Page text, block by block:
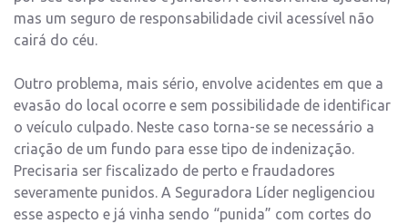
mas um seguro de responsabilidade civil acessível não
cairá do céu.
Outro problema, mais sério, envolve acidentes em que a
evasão do local ocorre e sem possibilidade de identificar
o veículo culpado. Neste caso torna-se se necessário a
criação de um fundo para esse tipo de indenização.
Precisaria ser fiscalizado de perto e fraudadores
severamente punidos. A Seguradora Líder negligenciou
esse aspecto e já vinha sendo “punida” com cortes do